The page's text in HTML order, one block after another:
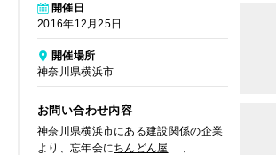
開催日
2016年12月25日
開催場所
神奈川県横浜市
お問い合わせ内容
神奈川県横浜市にある建設関係の企業
より、忘年会にちんどん屋
、